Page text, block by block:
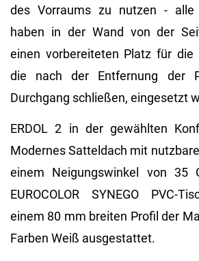
des Vorraums zu nutzen - alle
haben in der Wand von der
einen vorbereiteten Platz für die
die nach der Entfernung der
Durchgang schließen, eingesetzt
ERDOL 2 in der gewählten
Modernes Satteldach mit
einem Neigungswinkel von
EUROCOLOR SYNEGO PVC-
einem 80 mm breiten Profil der
Farben Weiß ausgestattet.